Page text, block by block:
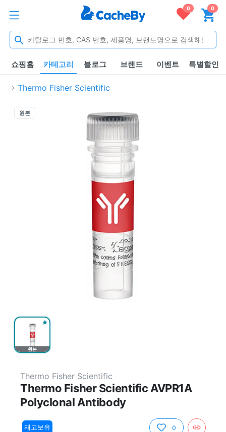
0 0
쇼핑홈 카테고리 블로그 브랜드 이벤트 특별할인
Thermo Fisher Scientific
원본
원본
Thermo Fisher Scientific
Thermo Fisher Scientific AVPR1A
Polyclonal Antibody
재고보유 0